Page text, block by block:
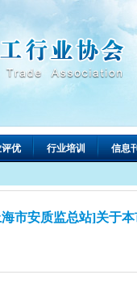
优 行业培训 信息
市安质监总站]关于